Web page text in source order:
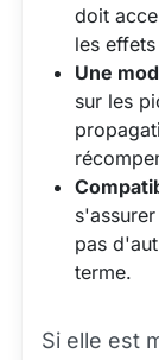
doit
les
Une
sur les
pas
terme.
Si elle est